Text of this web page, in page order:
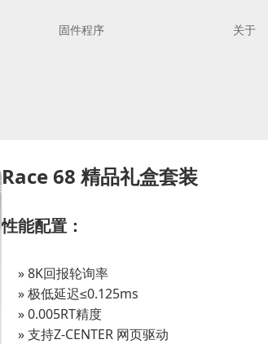
固件程序 关于
Race 68 精品礼盒套装
性能配置：
8K回报轮询率
极低延迟≤0.125ms
0.005RT精度
支持Z-CENTER 网页驱动